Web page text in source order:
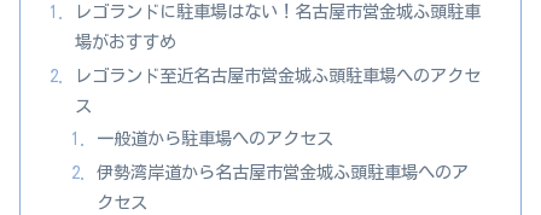
レゴランドに駐車場はない！名古屋市営金城ふ頭駐車
場がおすすめ
レゴランド至近名古屋市営金城ふ頭駐車場へのアクセ
ス
一般道から駐車場へのアクセス
伊勢湾岸道から名古屋市営金城ふ頭駐車場へのア
クセス